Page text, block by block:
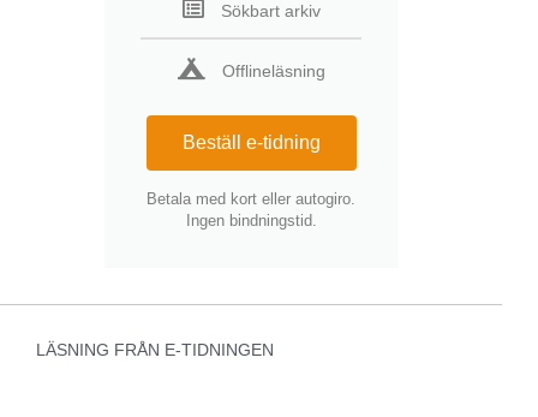
Sökbart arkiv
Offlineläsning
Beställ e-tidning
Betala med kort eller autogiro.
Ingen bindningstid.
LÄSNING FRÅN E-TIDNINGEN